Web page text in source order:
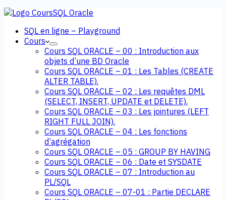
SQL en ligne – Playground
Cours
Cours SQL ORACLE – 00 : Introduction aux
objets d’une BD Oracle
Cours SQL ORACLE – 01 : Les Tables (CREATE
ALTER TABLE).
Cours SQL ORACLE – 02 : Les requêtes DML
(SELECT, INSERT, UPDATE et DELETE).
Cours SQL ORACLE – 03 : Les jointures (LEFT
RIGHT FULL JOIN).
Cours SQL ORACLE – 04 : Les fonctions
d’agrégation
Cours SQL ORACLE – 05 : GROUP BY HAVING
Cours SQL ORACLE – 06 : Date et SYSDATE
Cours SQL ORACLE – 07 : Introduction au
PL/SQL
Cours SQL ORACLE – 07-01 : Partie DECLARE